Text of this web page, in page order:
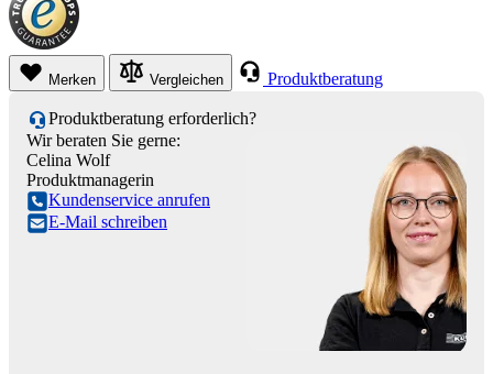
Merken Vergleichen Produktberatung
Produktberatung erforderlich?
Wir beraten Sie gerne:
Celina Wolf
Produktmanagerin
Kundenservice anrufen
E-Mail schreiben